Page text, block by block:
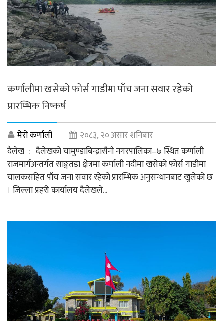
कर्णालीमा खसेको फोर्स गाडीमा पाँच जना सवार रहेको
प्रारम्भिक निष्कर्ष
मेरो कर्णाली
२०८३, २० असार शनिबार
दैलेख : दैलेखको चामुण्डाबिन्द्रासैनी नगरपालिका–७ स्थित कर्णाली
राजमार्गअन्तर्गत साङ्गतडा क्षेत्रमा कर्णाली नदीमा खसेको फोर्स गाडीमा
चालकसहित पाँच जना सवार रहेको प्रारम्भिक अनुसन्धानबाट खुलेको छ
। जिल्ला प्रहरी कार्यालय दैलेखले...